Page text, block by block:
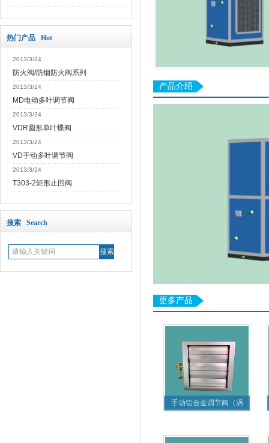
热门产品 Hot
2013/3/24
防火阀/防烟防火阀系列
2013/3/24
MD电动多叶调节阀
2013/3/24
VDR圆形单叶蝶阀
2013/3/24
VD手动多叶调节阀
2013/3/24
T303-2矩形止回阀
搜索 Search
产品介绍
更多产品
手动铝合金调节阀（涡